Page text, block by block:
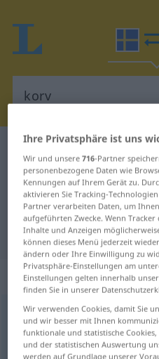
Schwedisch-Deutsch
Schwedisch-
für "korv"
"korv" Deutsch
„korv“:
korv [kɔrv]s <-en;-ar >
Übersicht aller
Ihre Privatsphäre ist uns
Wir und unsere716-Partner
personenbezogene Daten wie
Kennungen auf Ihrem Gerät zu.
aktivieren Sie Tracking-
Partner verarbeiten Daten, um
aufgeführten Zwecke. Wenn
Inhalte und Anzeigen
können dieses Menü jederzeit
ändern oder Ihre Einwilligung zu
Privatsphäre-Einstellungen am
Einstellungen gelten innerhalb
finden Sie in unserer
Wir verwenden Cookies, damit Sie
und wir besser mit Ihnen
funktionale und statistische
und der statistischen Auswertung
werden auf Grundlage unserer